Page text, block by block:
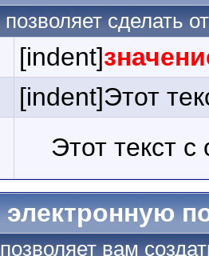
сделать
[indent]
[indent]Этот
Этот текст с
вам